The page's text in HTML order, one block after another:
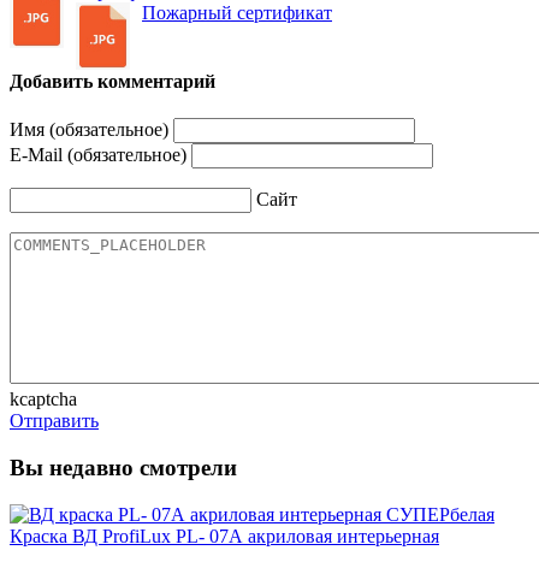
Пожарный сертификат
Добавить комментарий
Имя (обязательное)
E-Mail (обязательное)
Сайт
kcaptcha
Отправить
Вы недавно смотрели
Краска ВД ProfiLux PL- 07А акриловая интерьерная